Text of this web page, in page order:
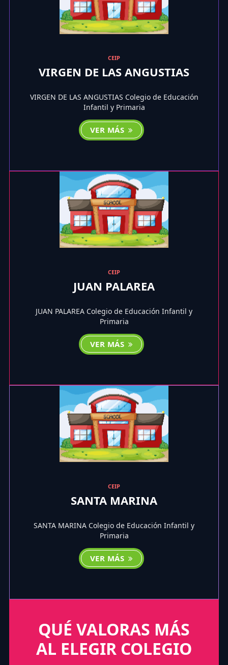
CEIP
VIRGEN DE LAS ANGUSTIAS
VIRGEN DE LAS ANGUSTIAS Colegio de Educación
Infantil y Primaria
VER MÁS
CEIP
JUAN PALAREA
JUAN PALAREA Colegio de Educación Infantil y
Primaria
VER MÁS
CEIP
SANTA MARINA
SANTA MARINA Colegio de Educación Infantil y
Primaria
VER MÁS
QUÉ VALORAS MÁS
AL ELEGIR COLEGIO